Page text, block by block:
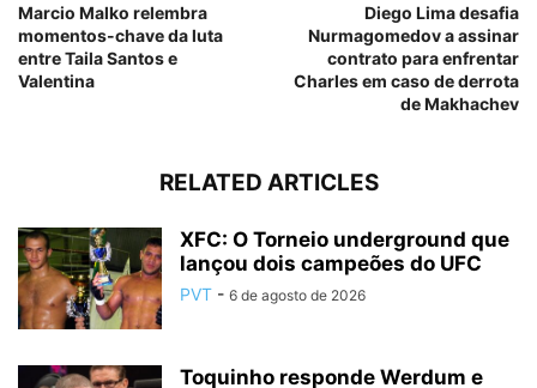
Marcio Malko relembra
momentos-chave da luta
entre Taila Santos e
Valentina
Diego Lima desafia
Nurmagomedov a assinar
contrato para enfrentar
Charles em caso de derrota
de Makhachev
RELATED ARTICLES
XFC: O Torneio underground que
lançou dois campeões do UFC
PVT - 6 de agosto de 2026
Toquinho responde Werdum e